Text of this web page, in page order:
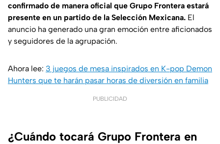
confirmado de manera oficial que Grupo Frontera estará
presente en un partido de la Selección Mexicana. El
anuncio ha generado una gran emoción entre aficionados
y seguidores de la agrupación.
Ahora lee: 3 juegos de mesa inspirados en K-pop Demon
Hunters que te harán pasar horas de diversión en familia
PUBLICIDAD
¿Cuándo tocará Grupo Frontera en